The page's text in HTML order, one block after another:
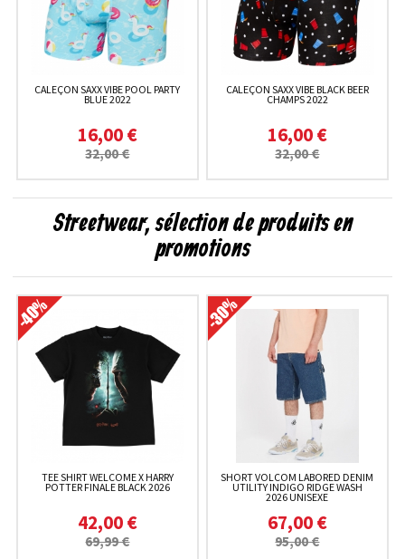
CALEÇON SAXX VIBE POOL PARTY
BLUE 2022
16,00 €
32,00 €
CALEÇON SAXX VIBE BLACK BEER
CHAMPS 2022
16,00 €
32,00 €
Streetwear, sélection de produits en
promotions
TEE SHIRT WELCOME X HARRY
POTTER FINALE BLACK 2026
42,00 €
69,99 €
SHORT VOLCOM LABORED DENIM
UTILITY INDIGO RIDGE WASH
2026 UNISEXE
67,00 €
95,00 €